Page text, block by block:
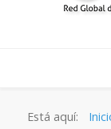
Está aquí: